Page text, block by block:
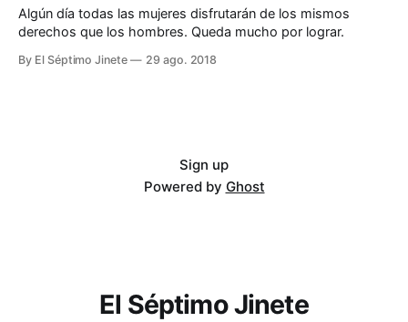
Algún día todas las mujeres disfrutarán de los mismos
derechos que los hombres. Queda mucho por lograr.
By El Séptimo Jinete 29 ago. 2018
Sign up
Powered by Ghost
El Séptimo Jinete